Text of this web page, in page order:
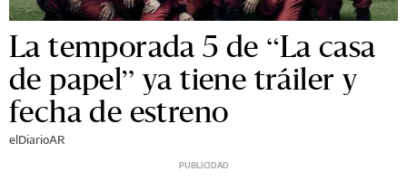
La temporada 5 de “La casa
de papel” ya tiene tráiler y
fecha de estreno
elDiarioAR